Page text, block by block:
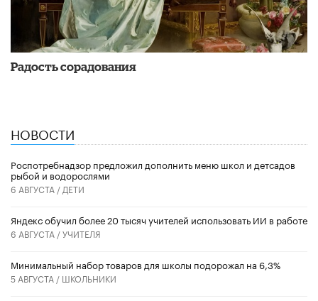
Радость сорадования
НОВОСТИ
Роспотребнадзор предложил дополнить меню школ и детсадов
рыбой и водорослями
6 АВГУСТА / ДЕТИ
​Яндекс обучил более 20 тысяч учителей использовать ИИ в работе
6 АВГУСТА /УЧИТЕЛЯ
Минимальный набор товаров для школы подорожал на 6,3%
5 АВГУСТА / ШКОЛЬНИКИ